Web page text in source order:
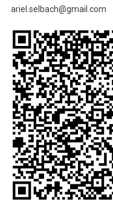
ariel.selbach@gmail.com